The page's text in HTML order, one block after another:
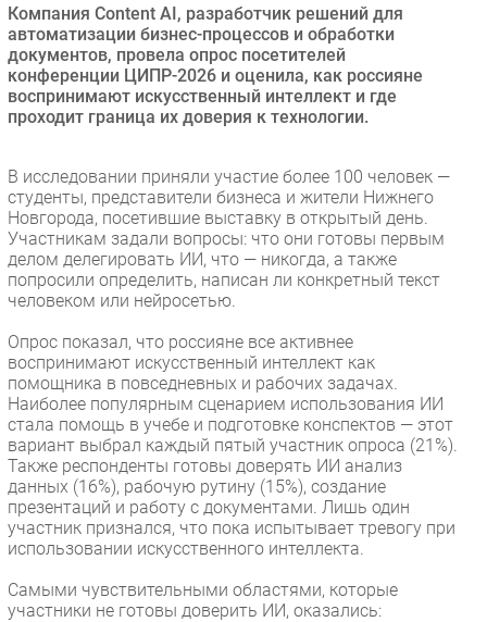
CIO/Управление ИТ
Гаджеты
Здоровье
РАЗДЕЛЫ
Новости
Аналитика
Интервью
Мероприятия
Проекты
Тестовый стенд
Каталог компаний
Компания Content AI, разработчик решений для
автоматизации бизнес-процессов и обработки
документов, провела опрос посетителей
конференции ЦИПР-2026 и оценила, как россияне
воспринимают искусственный интеллект и где
проходит граница их доверия к технологии.
В исследовании приняли участие более 100 человек —
студенты, представители бизнеса и жители Нижнего
Новгорода, посетившие выставку в открытый день.
Участникам задали вопросы: что они готовы первым
делом делегировать ИИ, что — никогда, а также
попросили определить, написан ли конкретный текст
человеком или нейросетью.
Опрос показал, что россияне все активнее
воспринимают искусственный интеллект как
помощника в повседневных и рабочих задачах.
Наиболее популярным сценарием использования ИИ
стала помощь в учебе и подготовке конспектов — этот
вариант выбрал каждый пятый участник опроса (21%).
Также респонденты готовы доверять ИИ анализ
данных (16%), рабочую рутину (15%), создание
презентаций и работу с документами. Лишь один
участник признался, что пока испытывает тревогу при
использовании искусственного интеллекта.
Самыми чувствительными областями, которые
участники не готовы доверить ИИ, оказались: